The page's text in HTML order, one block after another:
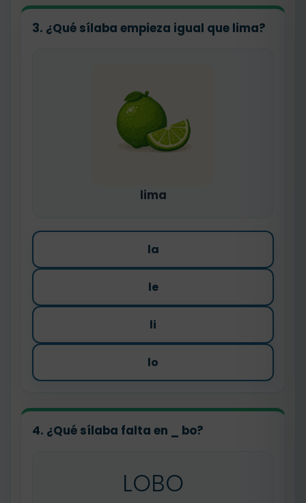
3. ¿Qué sílaba empieza igual que lima?
lima
la
le
li
lo
4. ¿Qué sílaba falta en _ bo?
LOBO